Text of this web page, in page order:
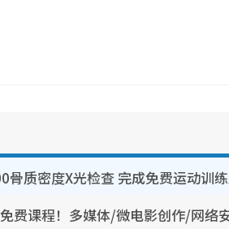
骨质密度X光检查 完成免费运动训
费课程！多媒体/微电影创作/网络